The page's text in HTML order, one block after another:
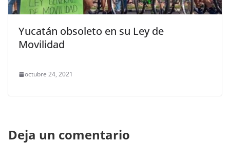
Yucatán obsoleto en su Ley de
Movilidad
octubre 24, 2021
Deja un comentario